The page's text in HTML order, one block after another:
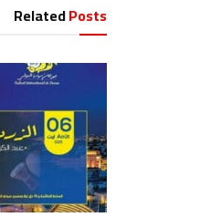
RelatedPosts